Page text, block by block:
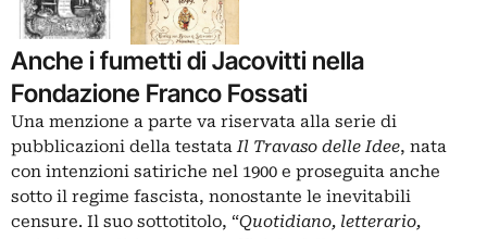
Anche i fumetti di Jacovitti nella
Fondazione Franco Fossati
Una menzione a parte va riservata alla serie di
pubblicazioni della testataIl Travaso delle Idee, nata
con intenzioni satiriche nel 1900 e proseguita anche
sotto il regime fascista, nonostante le inevitabili
censure. Il suo sottotitolo, “Quotidiano, letterario,